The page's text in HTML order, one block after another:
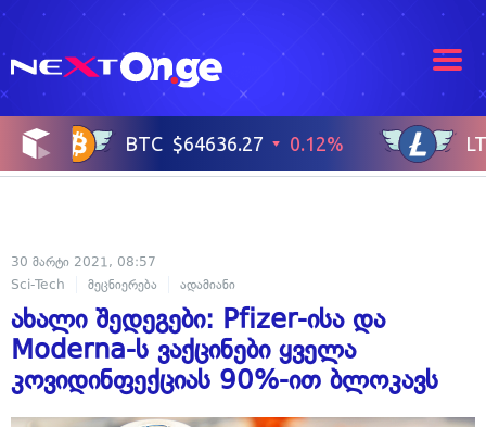
30 მარტი 2021, 08:57
Sci-Tech
მეცნიერება ადამიანი
ახალი შედეგები: Pfizer-ისა და
Moderna-ს ვაქცინები ყველა
კოვიდინფექციას 90%-ით ბლოკავს